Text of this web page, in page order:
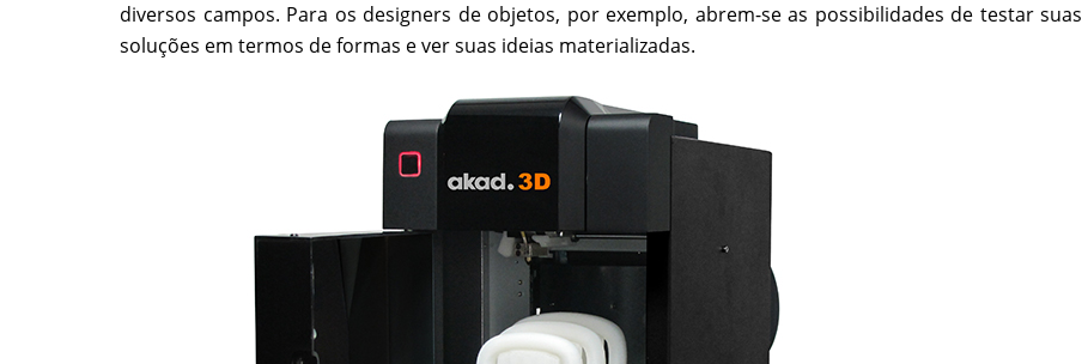
diversos campos. Para os designers de objetos, por exemplo, abrem-se as possibilidades de testar
soluções em termos de formas e ver suas ideias materializadas.